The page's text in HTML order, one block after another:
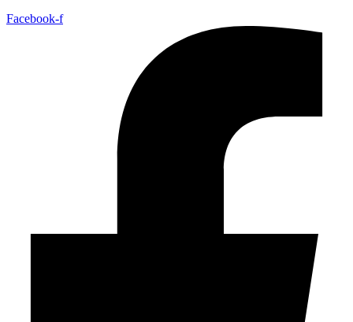
Facebook-f